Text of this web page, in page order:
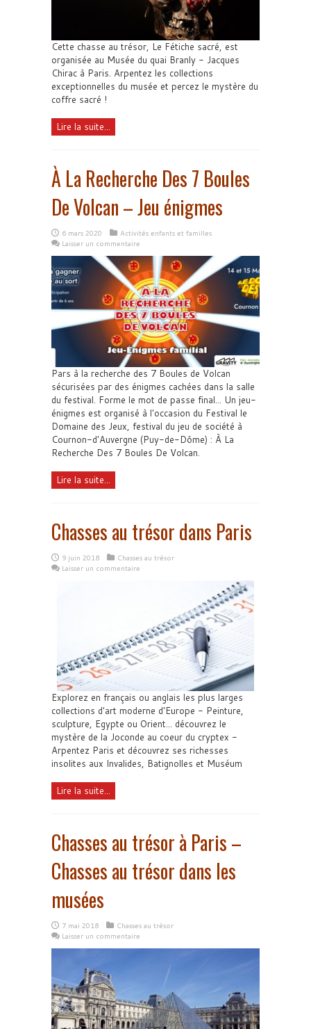
Cette chasse au trésor, Le Fétiche sacré, est
organisée au Musée du quai Branly - Jacques
Chirac à Paris. Arpentez les collections
exceptionnelles du musée et percez le mystère du
coffre sacré !
Lire la suite...
À La Recherche Des 7 Boules
De Volcan – Jeu énigmes
6 mars 2020
Activités enfants et familles
Laisser un commentaire
Pars à la recherche des 7 Boules de Volcan
sécurisées par des énigmes cachées dans la salle
du festival. Forme le mot de passe final... Un jeu-
énigmes est organisé à l'occasion du Festival le
Domaine des Jeux, festival du jeu de société à
Cournon-d'Auvergne (Puy-de-Dôme) : À La
Recherche Des 7 Boules De Volcan.
Lire la suite...
Chasses au trésor dans Paris
9 juin 2018
Chasses au trésor
Laisser un commentaire
Explorez en français ou anglais les plus larges
collections d'art moderne d'Europe - Peinture,
sculpture, Egypte ou Orient... découvrez le
mystère de la Joconde au coeur du cryptex -
Arpentez Paris et découvrez ses richesses
insolites aux Invalides, Batignolles et Muséum
Lire la suite...
Chasses au trésor à Paris –
Chasses au trésor dans les
musées
7 mai 2018
Chasses au trésor
Laisser un commentaire